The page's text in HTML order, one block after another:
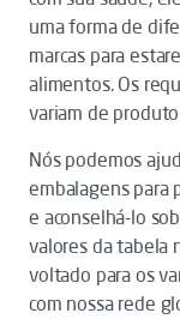
uma forma de
marcas para
alimentos. Os
variam de
Nós podemos
embalagens para
e aconselhá-lo
valores da tabela
voltado para os
com nossa rede